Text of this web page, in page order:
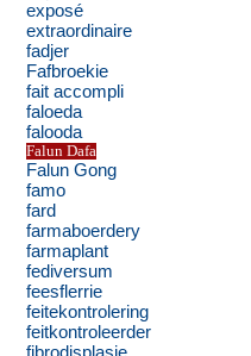
exposé
extraordinaire
fadjer
Fafbroekie
fait accompli
faloeda
falooda
Falun Dafa
Falun Gong
famo
fard
farmaboerdery
farmaplant
fediversum
feesflerrie
feitekontrolering
feitkontroleerder